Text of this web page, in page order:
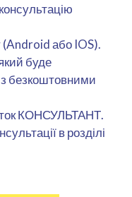
(Android або IOS).
буде
безкоштовними
КОНСУЛЬТАНТ.
в розділі